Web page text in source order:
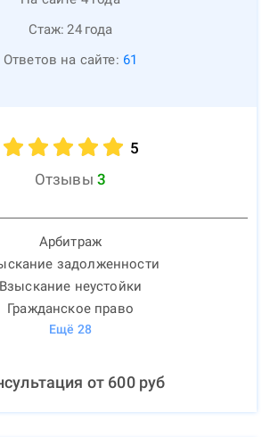
Стаж: 24 года
Ответов на сайте: 61
5
Отзывы 3
Арбитраж
задолженности
Взыскание неустойки
Гражданское право
Ещё 28
от 600руб